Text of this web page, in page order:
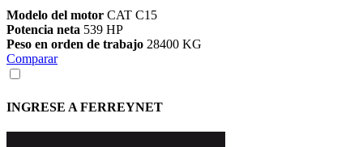
Modelo del motor CAT C15
Potencia neta 539 HP
Peso en orden de trabajo 28400 KG
Comparar
INGRESE A FERREYNET